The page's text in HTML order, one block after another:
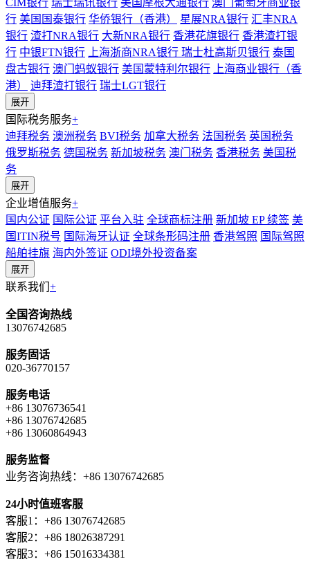
CIM银行 瑞士瑞讯银行 美国摩根大通银行 澳门葡萄牙商业银
行 美国国泰银行 华侨银行（香港） 星展NRA银行 汇丰NRA
银行 渣打NRA银行 大新NRA银行 香港花旗银行 香港渣打银
行 中银FTN银行 上海浙商NRA银行 瑞士杜高斯贝银行 泰国
盘古银行 澳门蚂蚁银行 美国蒙特利尔银行
上海商业银行（香
港）
迪拜渣打银行 瑞士LGT银行
展开
国际税务服务+
迪拜税务 澳洲税务 BVI税务 加拿大税务 法国税务 英国税务
俄罗斯税务 德国税务 新加坡税务 澳门税务 香港税务 美国税
务
展开
企业增值服务+
国内公证 国际公证 平台入驻 全球商标注册 新加坡 EP 续签 美
国ITIN税号 国际海牙认证 全球条形码注册 香港驾照 国际驾照
船舶挂旗 海内外签证 ODI境外投资备案
展开
联系我们 +
全国咨询热线
13076742685
服务固话
020-36770157
服务电话
+86 13076736541
+86 13076742685
+86 13060864943
服务监督
业务咨询热线：+86 13076742685
24小时值班客服
客服1：+86 13076742685
客服2：+86 18026387291
客服3：+86 15016334381